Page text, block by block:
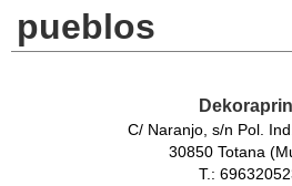
pueblos
C/ Naranjo, s/n Pol.
30850 Totana
T.: